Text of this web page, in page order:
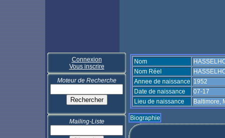
Connexion
Vous inscrire
Moteur de Recherche
Mailing-Liste
Nom
Nom Réel
Annee de naissance 1952
Date de naissance
07-17
Lieu de naissance
Baltimore,
Biographie